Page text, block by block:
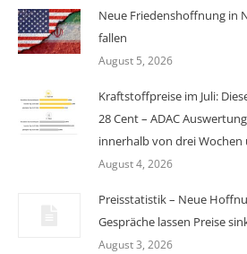
Neue Friedenshoffnung in
fallen
August 5, 2026
Kraftstoffpreise im Juli:
28 Cent – ADAC
innerhalb von drei Wochen
August 4, 2026
Preisstatistik – Neue
Gespräche lassen Preise
August 3, 2026